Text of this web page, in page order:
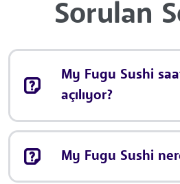
Sorulan
My Fugu Sushi
açılıyor?
My Fugu Sushi